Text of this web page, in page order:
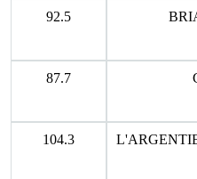
92.5
87.7
104.3